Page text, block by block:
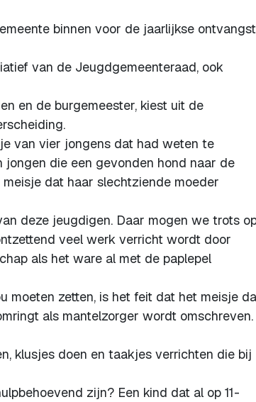
binnen voor de jaarlijkse ontvangst
van de Jeugdgemeenteraad, ook
en de burgemeester, kiest uit de
van vier jongens dat had weten te
die een gevonden hond naar de
dat haar slechtziende moeder
deze jeugdigen. Daar mogen we trots
veel werk verricht wordt door
als het ware al met de paplepel
moeten zetten, is het feit dat het meisje
als mantelzorger wordt omschreven.
klusjes doen en taakjes verrichten die bij
zijn? Een kind dat al op 11-